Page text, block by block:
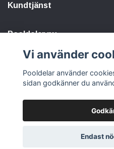
Kundtjänst
Pooldelar.nu
© 2026
Vi använder
Pooldelar använder
sidan godkänner du
Endast